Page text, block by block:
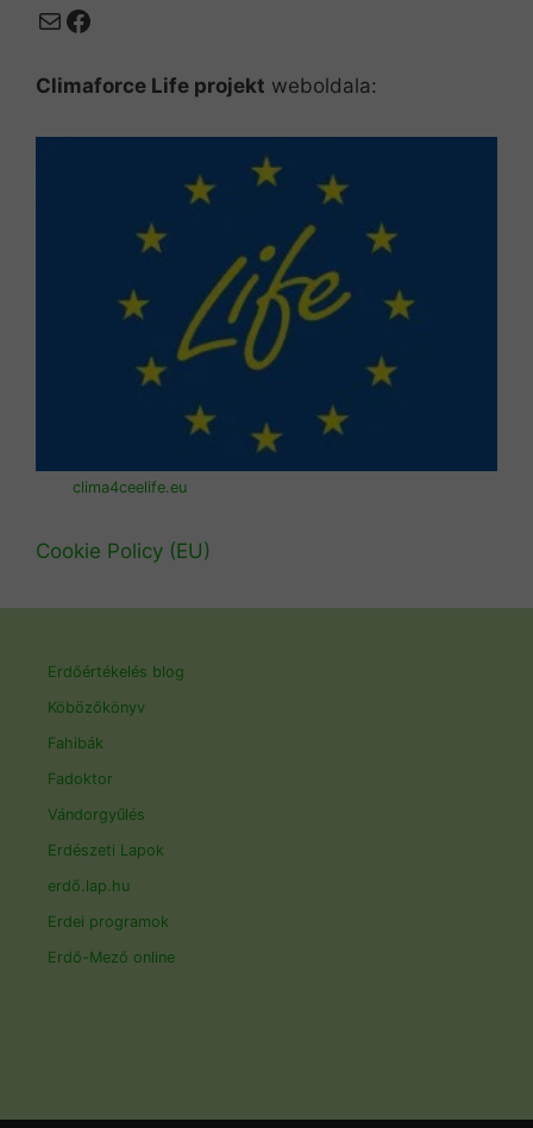
MailFacebook
Climaforce Life projekt weboldala:
clima4ceelife.eu
Cookie Policy (EU)
Erdőértékelés blog
Köbözőkönyv
Fahibák
Fadoktor
Vándorgyűlés
Erdészeti Lapok
erdő.lap.hu
Erdei programok
Erdő-Mező online